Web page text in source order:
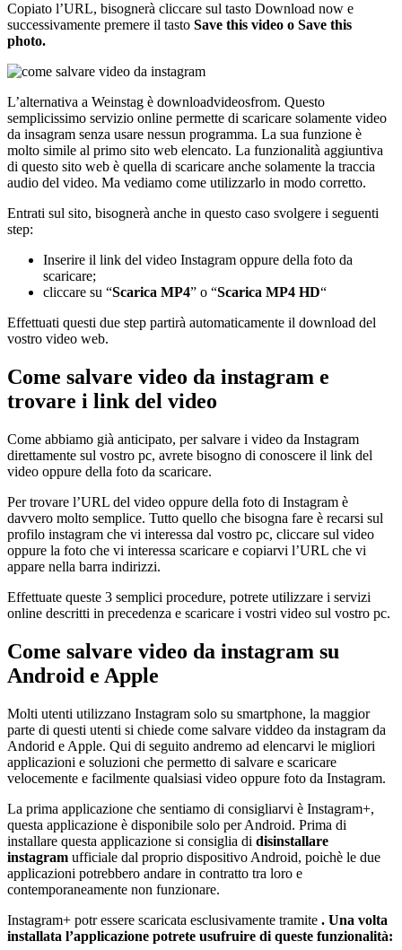
Copiato l’URL, bisognerà cliccare sul tasto Download now e
successivamente premere il tasto Save this video o Save this
photo.
L’alternativa a Weinstag è downloadvideosfrom. Questo
semplicissimo servizio online permette di scaricare solamente video
da insagram senza usare nessun programma. La sua funzione è
molto simile al primo sito web elencato. La funzionalità aggiuntiva
di questo sito web è quella di scaricare anche solamente la traccia
audio del video. Ma vediamo come utilizzarlo in modo corretto.
Entrati sul sito, bisognerà anche in questo caso svolgere i seguenti
step:
Inserire il link del video Instagram oppure della foto da
scaricare;
cliccare su “Scarica MP4” o “Scarica MP4 HD“
Effettuati questi due step partirà automaticamente il download del
vostro video web.
Come salvare video da instagram e
trovare i link del video
Come abbiamo già anticipato, per salvare i video da Instagram
direttamente sul vostro pc, avrete bisogno di conoscere il link del
video oppure della foto da scaricare.
Per trovare l’URL del video oppure della foto di Instagram è
davvero molto semplice. Tutto quello che bisogna fare è recarsi sul
profilo instagram che vi interessa dal vostro pc, cliccare sul video
oppure la foto che vi interessa scaricare e copiarvi l’URL che vi
appare nella barra indirizzi.
Effettuate queste 3 semplici procedure, potrete utilizzare i servizi
online descritti in precedenza e scaricare i vostri video sul vostro pc.
Come salvare video da instagram su
Android e Apple
Molti utenti utilizzano Instagram solo su smartphone, la maggior
parte di questi utenti si chiede come salvare viddeo da instagram da
Andorid e Apple. Qui di seguito andremo ad elencarvi le migliori
applicazioni e soluzioni che permetto di salvare e scaricare
velocemente e facilmente qualsiasi video oppure foto da Instagram.
La prima applicazione che sentiamo di consigliarvi è Instagram+,
questa applicazione è disponibile solo per Android. Prima di
installare questa applicazione si consiglia di disinstallare
instagram ufficiale dal proprio dispositivo Android, poichè le due
applicazioni potrebbero andare in contratto tra loro e
contemporaneamente non funzionare.
Instagram+ potr essere scaricata esclusivamente tramite . Una volta
installata l’applicazione potrete usufruire di queste funzionalità: